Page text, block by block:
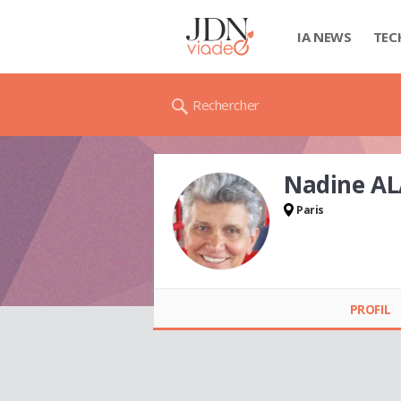
IA NEWS
Rechercher
Nadine ALAZARD
Nadine
Paris
PROFIL